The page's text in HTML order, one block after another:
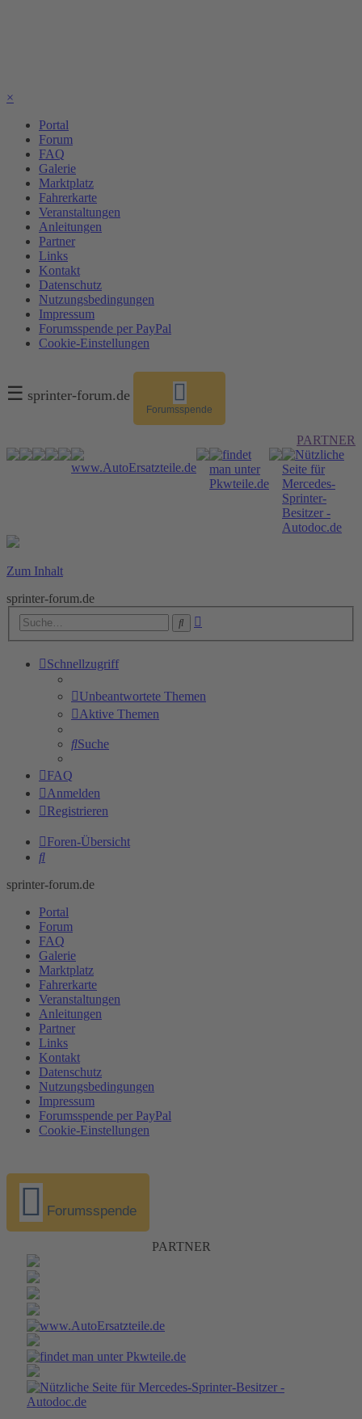
×
Portal
Forum
FAQ
Galerie
Marktplatz
Fahrerkarte
Veranstaltungen
Anleitungen
Partner
Links
Kontakt
Datenschutz
Nutzungsbedingungen
Impressum
Forumsspende per PayPal
Cookie-Einstellungen
☰ sprinter-forum.de
Forumsspende
PARTNER
Zum Inhalt
sprinter-forum.de
Suche
Schnellzugriff
Unbeantwortete Themen
Aktive Themen
Suche
FAQ
Anmelden
Registrieren
Foren-Übersicht
Suche
sprinter-forum.de
Portal
Forum
FAQ
Galerie
Marktplatz
Fahrerkarte
Veranstaltungen
Anleitungen
Partner
Links
Kontakt
Datenschutz
Nutzungsbedingungen
Impressum
Forumsspende per PayPal
Cookie-Einstellungen
Forumsspende
PARTNER